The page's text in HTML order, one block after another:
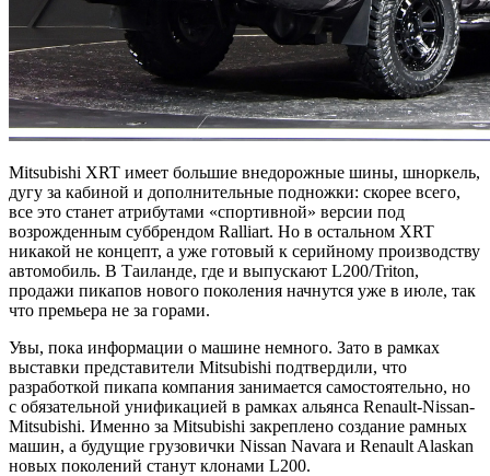
Mitsubishi XRT имеет большие внедорожные шины, шноркель,
дугу за кабиной и дополнительные подножки: скорее всего,
все это станет атрибутами «спортивной» версии под
возрожденным суббрендом Ralliart. Но в остальном XRT
никакой не концепт, а уже готовый к серийному производству
автомобиль. В Таиланде, где и выпускают L200/Triton,
продажи пикапов нового поколения начнутся уже в июле, так
что премьера не за горами.
Увы, пока информации о машине немного. Зато в рамках
выставки представители Mitsubishi подтвердили, что
разработкой пикапа компания занимается самостоятельно, но
с обязательной унификацией в рамках альянса Renault-Nissan-
Mitsubishi. Именно за Mitsubishi закреплено создание рамных
машин, а будущие грузовички Nissan Navara и Renault Alaskan
новых поколений станут клонами L200.